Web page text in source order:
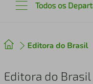
Todos os
Editora do Brasil
Editora do Brasil